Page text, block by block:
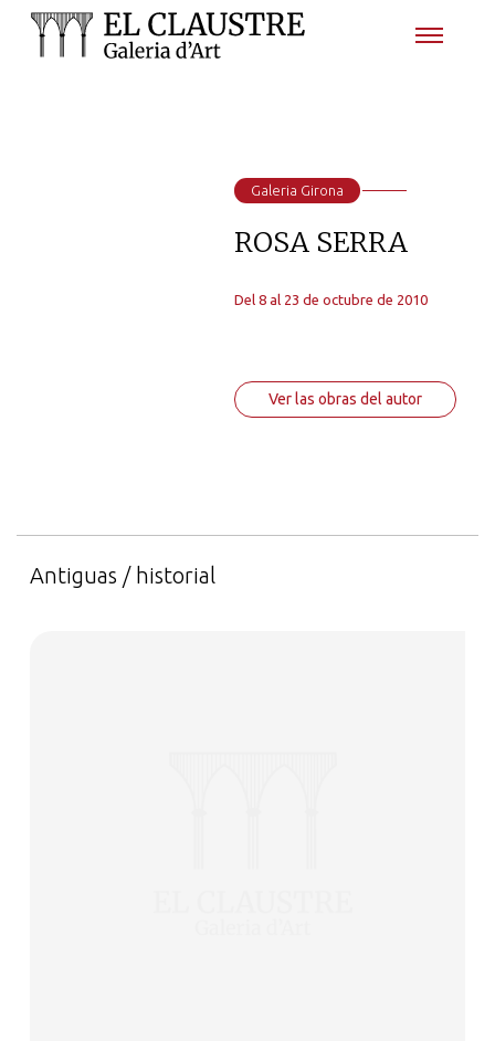
Galeria Girona
ROSA SERRA
Del 8 al 23 de octubre de 2010
Ver las obras del autor
Antiguas / historial